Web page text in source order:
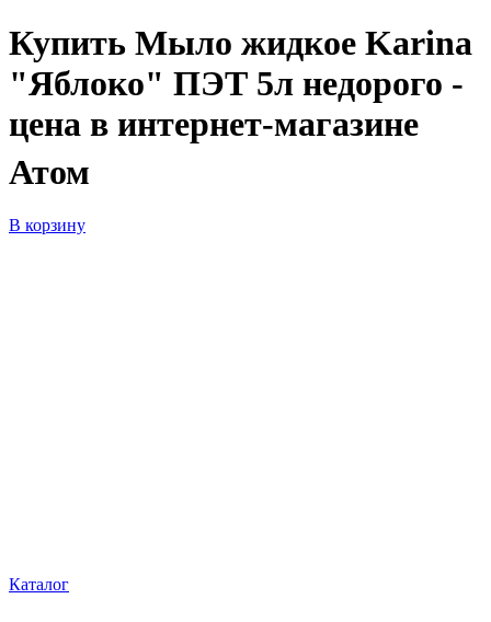
Купить Мыло жидкое Karina
"Яблоко" ПЭТ 5л недорого -
цена в интернет-магазине
Атом
В корзину
Каталог